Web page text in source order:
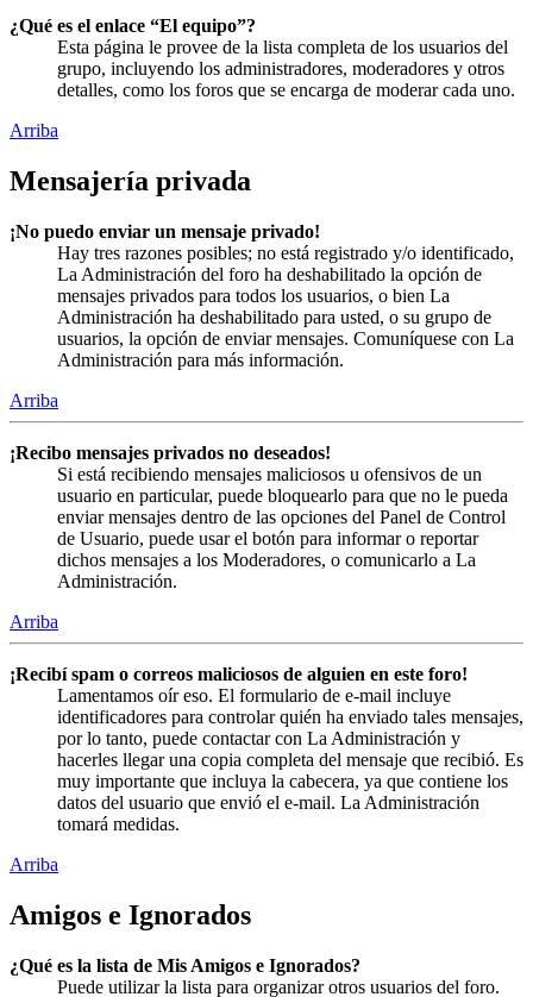
¿Qué es el enlace “El equipo”?
Esta página le provee de la lista completa de los usuarios del
grupo, incluyendo los administradores, moderadores y otros
detalles, como los foros que se encarga de moderar cada uno.
Arriba
Mensajería privada
¡No puedo enviar un mensaje privado!
Hay tres razones posibles; no está registrado y/o identificado,
La Administración del foro ha deshabilitado la opción de
mensajes privados para todos los usuarios, o bien La
Administración ha deshabilitado para usted, o su grupo de
usuarios, la opción de enviar mensajes. Comuníquese con La
Administración para más información.
Arriba
¡Recibo mensajes privados no deseados!
Si está recibiendo mensajes maliciosos u ofensivos de un
usuario en particular, puede bloquearlo para que no le pueda
enviar mensajes dentro de las opciones del Panel de Control
de Usuario, puede usar el botón para informar o reportar
dichos mensajes a los Moderadores, o comunicarlo a La
Administración.
Arriba
¡Recibí spam o correos maliciosos de alguien en este foro!
Lamentamos oír eso. El formulario de e-mail incluye
identificadores para controlar quién ha enviado tales mensajes,
por lo tanto, puede contactar con La Administración y
hacerles llegar una copia completa del mensaje que recibió. Es
muy importante que incluya la cabecera, ya que contiene los
datos del usuario que envió el e-mail. La Administración
tomará medidas.
Arriba
Amigos e Ignorados
¿Qué es la lista de Mis Amigos e Ignorados?
Puede utilizar la lista para organizar otros usuarios del foro.